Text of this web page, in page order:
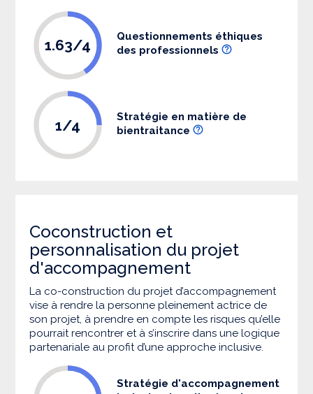
1.63/4
Questionnements éthiques
des professionnels
1/4
Stratégie en matière de
bientraitance
Coconstruction et
personnalisation du projet
d'accompagnement
La co-construction du projet d’accompagnement
vise à rendre la personne pleinement actrice de
son projet, à prendre en compte les risques qu’elle
pourrait rencontrer et à s’inscrire dans une logique
partenariale au profit d’une approche inclusive.
Stratégie d'accompagnement